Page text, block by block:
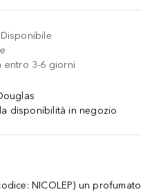
Disponibile
entro 3-6 giorni
AGGIUNGI AL CARRELLO
disponibilità in negozio
NICOLEP) un